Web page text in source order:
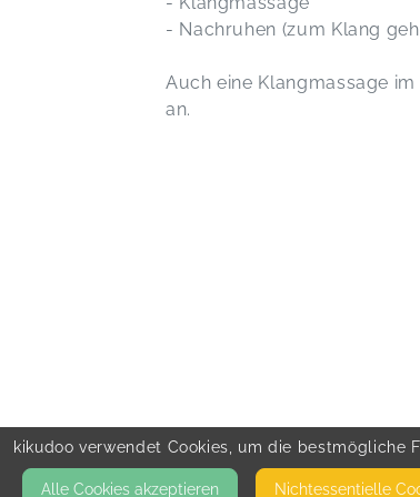
- Nachruhen (zum Klang
Auch eine Klangmassage
an.
kikudoo verwendet Cookies, um die bestmögliche
Alle Cookies akzeptieren Nicht­essentielle